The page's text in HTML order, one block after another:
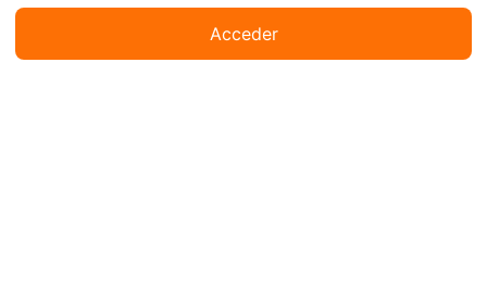
Acceder